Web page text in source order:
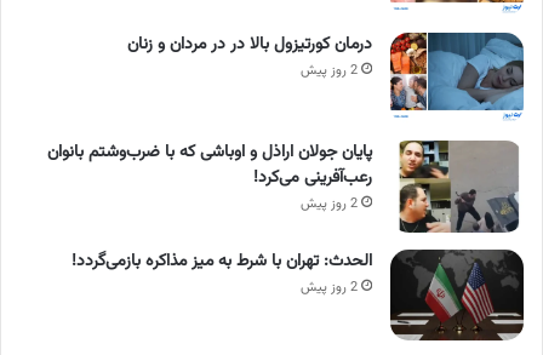
درمان کورتیزول بالا در در مردان و زنان
2 روز پیش
پایان جولان اراذل و اوباشی که با ضرب‌وشتم بانوان
رعب‌آفرینی می‌کرد!
2 روز پیش
الحدث: تهران با شرط به میز مذاکره بازمی‌گردد!
2 روز پیش